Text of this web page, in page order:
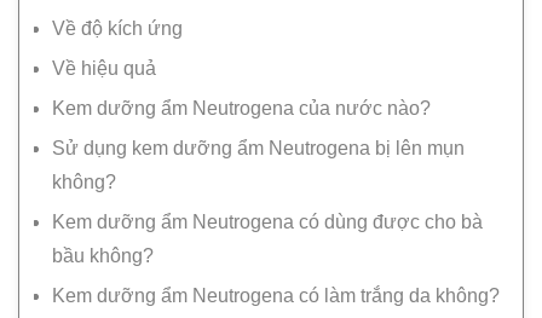
Về độ kích ứng
Về hiệu quả
Kem dưỡng ẩm Neutrogena của nước nào?
Sử dụng kem dưỡng ẩm Neutrogena bị lên mụn
không?
Kem dưỡng ẩm Neutrogena có dùng được cho bà
bầu không?
Kem dưỡng ẩm Neutrogena có làm trắng da không?